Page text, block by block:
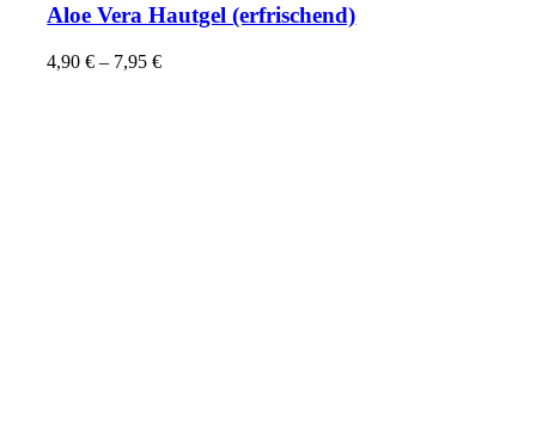
Aloe Vera Hautgel (erfrischend)
4,90€ – 7,95€